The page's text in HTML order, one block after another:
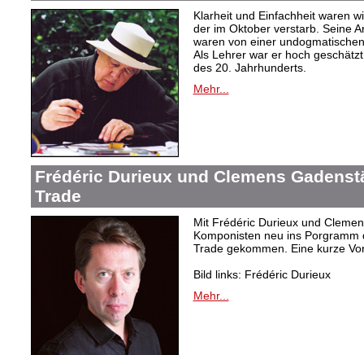
Klarheit und Einfachheit waren
der im Oktober verstarb. Seine
waren von einer
Als Lehrer war er hoch
des 20. Jahrhunderts.
Mehr...
Frédéric Durieux und Clemens
Trade
Mit Frédéric Durieux und
Komponisten neu ins
Trade gekommen. Eine kurze
Bild links: Frédéric Durieux
Mehr...